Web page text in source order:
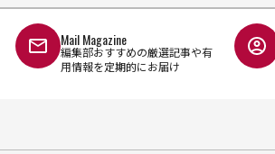
Mail Magazine
編集部おすすめの厳選記事や有
用情報を定期的にお届け